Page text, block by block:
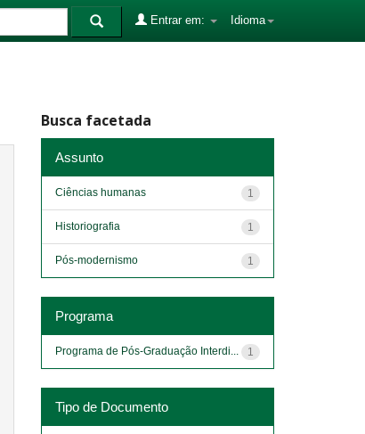
Idioma
Entrar em:
Busca facetada
Assunto
1
Ciências humanas
1
Historiografia
1
Pós-modernismo
Programa
1
Programa de Pós-Graduação Interdi...
Tipo de Documento